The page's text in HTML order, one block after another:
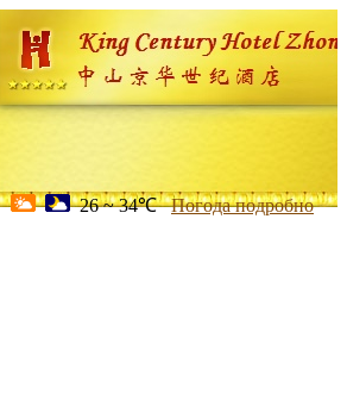
26 ~ 34℃ Погода подробно